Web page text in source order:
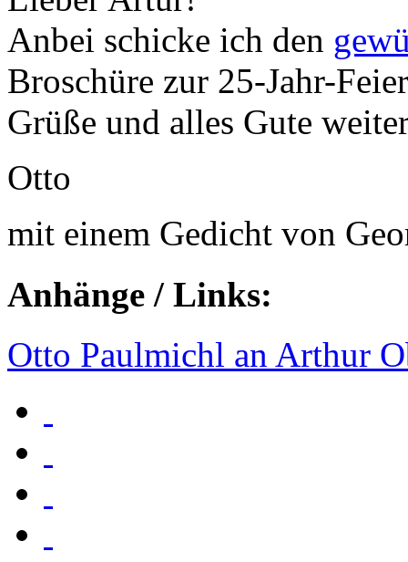
Anbei schicke ich den
Broschüre zur 25-Jahr-
Grüße und alles Gute
Otto
mit einem Gedicht von
Anhänge / Links:
Otto Paulmichl an Arthur